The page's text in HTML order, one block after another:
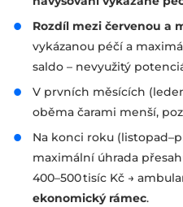
Rozdíl mezi červenou a
vykázanou péčí a
saldo – nevyužitý
V prvních měsících
oběma čarami menší,
Na konci roku
maximální úhrada
400–500 tisíc Kč →
ekonomický rámec.